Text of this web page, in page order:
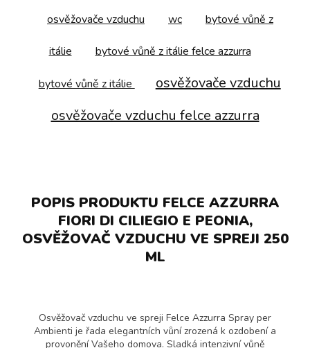
osvěžovače vzduchu wc bytové vůně z
itálie bytové vůně z itálie felce azzurra
bytové vůně z itálie
osvěžovače vzduchu
osvěžovače vzduchu felce azzurra
POPIS PRODUKTU FELCE AZZURRA
FIORI DI CILIEGIO E PEONIA,
OSVĚŽOVAČ VZDUCHU VE SPREJI 250
ML
Osvěžovač vzduchu ve spreji Felce Azzurra Spray per
Ambienti je řada elegantních vůní zrozená k ozdobení a
provonění Vašeho domova. Sladká intenzivní vůně